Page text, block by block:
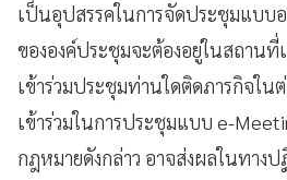
เป็นอุปสรรคในการจัดประชุมแบบ
ขององค์ประชุมจะต้องอยู่ในสถาน
เข้าร่วมประชุมท่านใดติดภารกิจใน
เข้าร่วมในการประชุมแบบ e-
กฎหมายดังกล่าว อาจส่งผลในทาง